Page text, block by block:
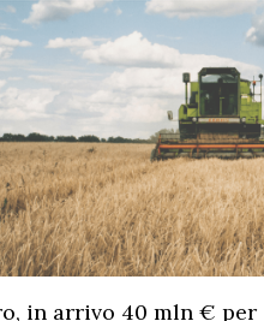
in arrivo 40 mln €